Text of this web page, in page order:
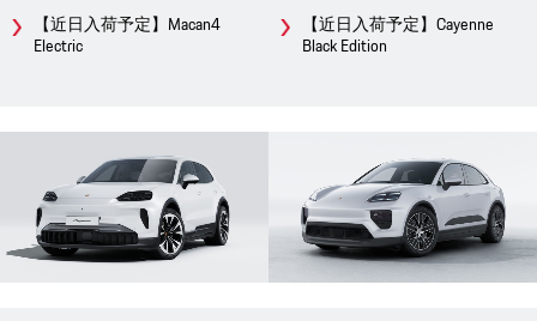
【近日入荷予定】Macan4
Electric
【近日入荷予定】Cayenne
Black Edition